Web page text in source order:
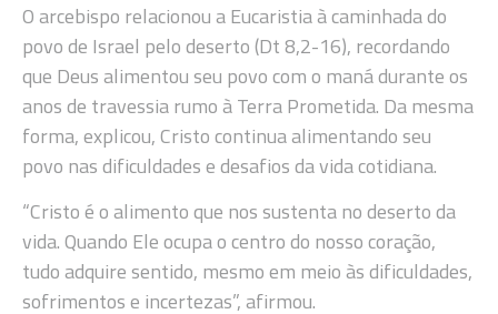
O arcebispo relacionou a Eucaristia à caminhada do
povo de Israel pelo deserto (Dt 8,2-16), recordando
que Deus alimentou seu povo com o maná durante os
anos de travessia rumo à Terra Prometida. Da mesma
forma, explicou, Cristo continua alimentando seu
povo nas dificuldades e desafios da vida cotidiana.
“Cristo é o alimento que nos sustenta no deserto da
vida. Quando Ele ocupa o centro do nosso coração,
tudo adquire sentido, mesmo em meio às dificuldades,
sofrimentos e incertezas”, afirmou.